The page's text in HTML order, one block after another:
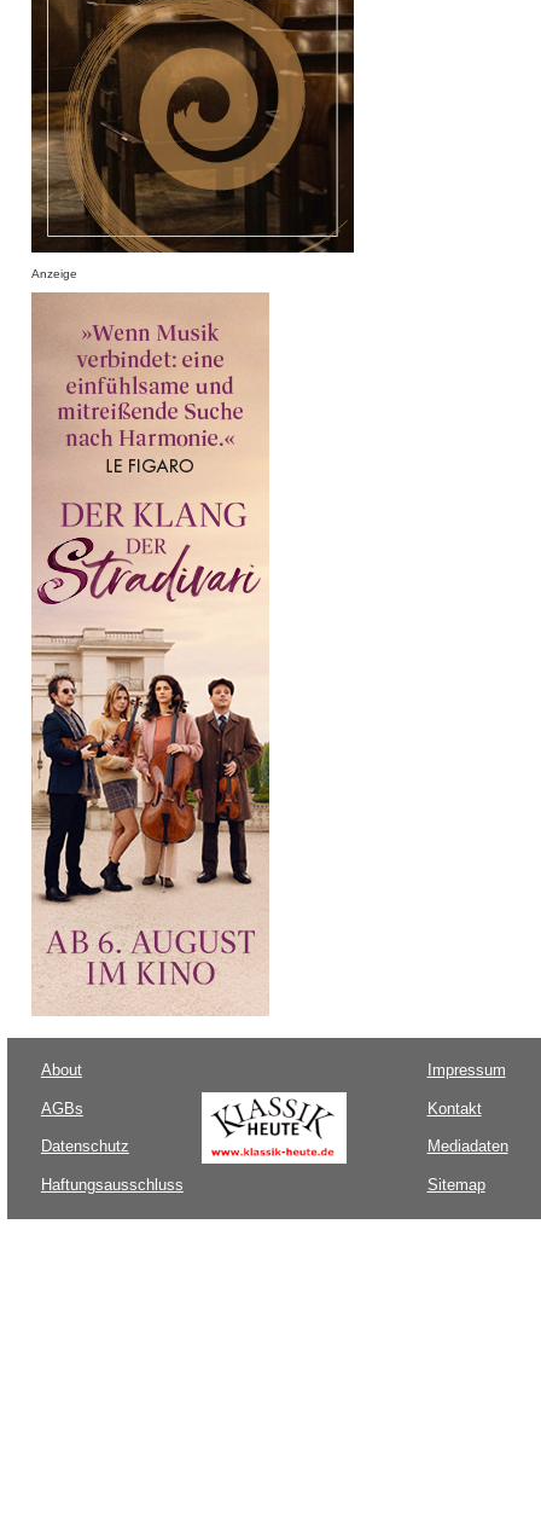
Anzeige
About
AGBs
Datenschutz
Haftungsausschluss
Impressum
Kontakt
Mediadaten
Sitemap